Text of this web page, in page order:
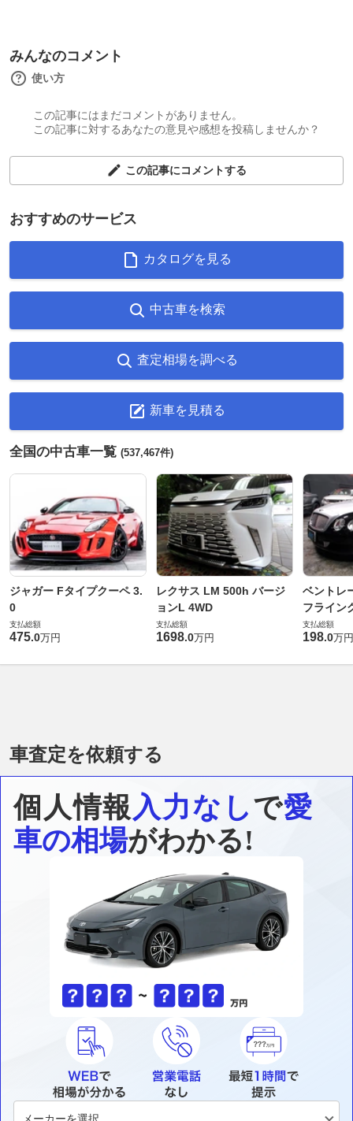
みんなのコメント
使い方
この記事にはまだコメントがありません。
この記事に対するあなたの意見や感想を投稿しませんか？
この記事にコメントする
おすすめのサービス
カタログを見る
中古車を検索
査定相場を調べる
新車を見積る
全国の中古車一覧 (537,467件)
ジャガー Fタイプクーペ 3.
0
支払総額
475.0万円
レクサス LM 500h バージ
ョンL 4WD
支払総額
1698.0万円
ベントレ
フライン
支払総額
198.0万円
車査定を依頼する
個人情報入力なしで愛
車の相場がわかる!